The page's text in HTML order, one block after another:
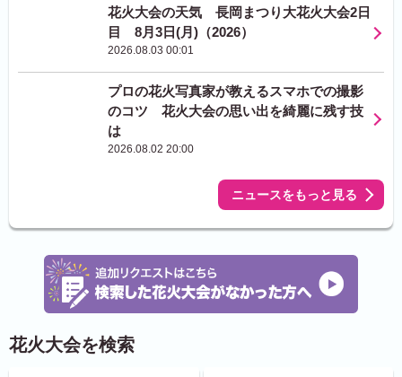
花火大会の天気 長岡まつり大花火大会2日
目 8月3日(月)（2026）
2026.08.03 00:01
プロの花火写真家が教えるスマホでの撮影
のコツ 花火大会の思い出を綺麗に残す技
は
2026.08.02 20:00
ニュースをもっと見る
花火大会を検索